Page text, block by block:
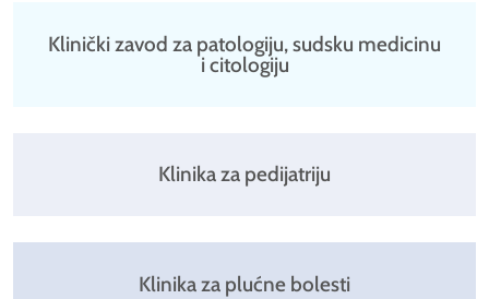
Klinički zavod za patologiju, sudsku medicinu
i citologiju
Klinika za pedijatriju
Klinika za plućne bolesti